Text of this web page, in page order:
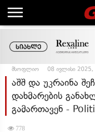
მსოფლიო 08 ივლისი
აშშ და უკრაინა
დახმარების
გამართავენ -
778